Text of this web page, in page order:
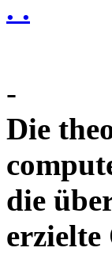
. .
-
Die
die
erzielte